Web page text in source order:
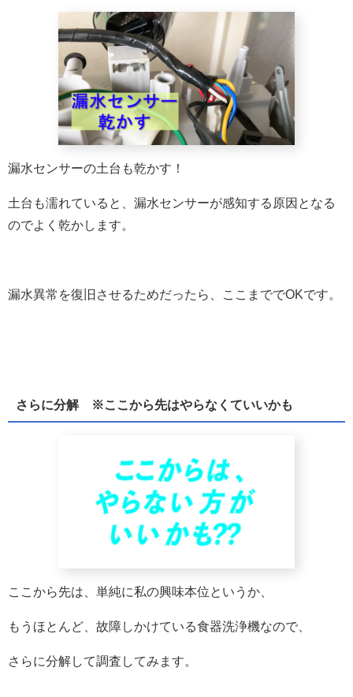
漏水センサーの土台も乾かす！
土台も濡れていると、漏水センサーが感知する原因となる
のでよく乾かします。
漏水異常を復旧させるためだったら、ここまででOKです。
さらに分解 ※ここから先はやらなくていいかも
ここから先は、単純に私の興味本位というか、
もうほとんど、故障しかけている食器洗浄機なので、
さらに分解して調査してみます。